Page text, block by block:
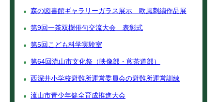
森の図書館ギャラリーガラス展示 欧風刺繍作品展
第9回一茶双樹俳句交流大会 表彰式
第5回こども科学実験室
第64回流山市文化祭（映像部・煎茶道部）
西深井小学校避難所運営委員会の避難所運営訓練
流山市青少年健全育成推進大会